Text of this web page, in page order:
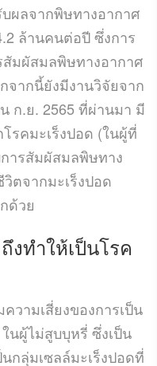
ผลจากพิษทางอากาศ
ล้านคนต่อปี ซึ่งการ
สัมผัสมลพิษทางอากาศ
จากนี้ยังมีงานวิจัยจาก
ก.ย. 2565 ที่ผ่านมา มี
รคมะเร็งปอด (ในผู้ที่
ารสัมผัสมลพิษทาง
ตจากมะเร็งปอด
ด้วย
งทำให้เป็นโรค
ความเสี่ยงของการเป็น
นผู้ไม่สูบบุหรี่ ซึ่งเป็น
กลุ่มเซลล์มะเร็งปอดที่